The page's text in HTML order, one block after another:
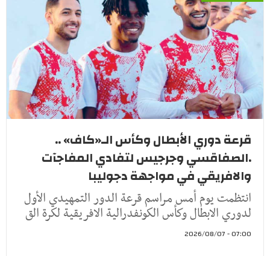
قرعة دوري الأبطال وكأس الـ«كاف» ..
.الصفاقسي وجرجيس لتفادي المفاجآت
والافريقي في مواجهة دجوليبا
انتظمت يوم أمس مراسم قرعة الدور التمهيدي الأول
لدوري الابطال وكأس الكونفدرالية الافريقية لكرة الق
07:00 - 2026/08/07